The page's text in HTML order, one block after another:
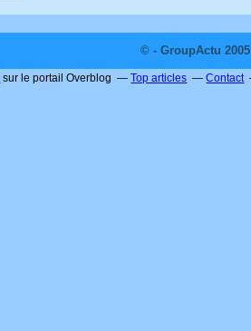
© - GroupActu
sur le portail Overblog Top articles Contact